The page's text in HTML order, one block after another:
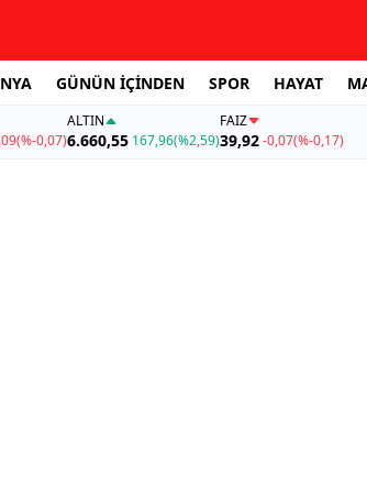
GÜNÜN İÇİNDEN SPOR HAYAT
(%-0,07)
ALTIN
6.660,55 167,96(%2,59)
FAİZ
39,92-0,07(%-0,17)